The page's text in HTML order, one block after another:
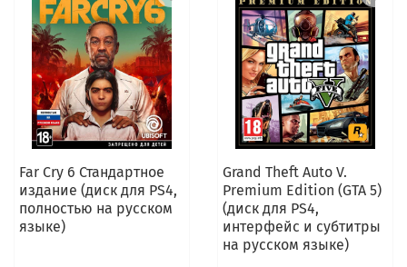
Far Cry 6 Стандартное
издание (диск для PS4,
полностью на русском
языке)
Grand Theft Auto V.
Premium Edition (GTA 5)
(диск для PS4,
интерфейс и субтитры
на русском языке)